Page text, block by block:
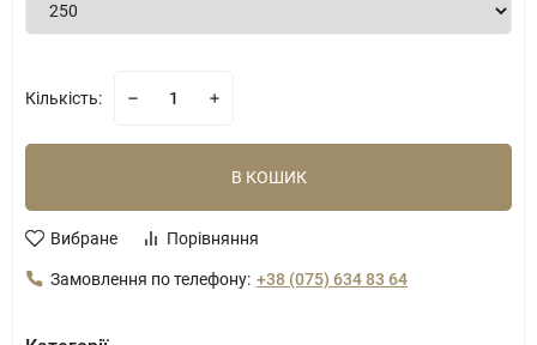
Кількість:
В КОШИК
Вибране Порівняння
Замовлення по телефону: +38 (075) 634 83 64